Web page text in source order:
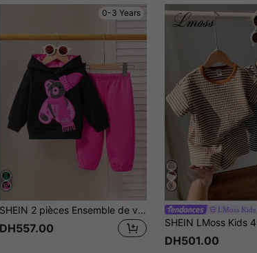
0-3 Years
SHEIN 2 pièces Ensemble de vêtements pour bébé garçon, Sweat-shirt à capuche manches longues avec ours 3D brodé et pantalon, style décontracté quotidien et sportif. Chaud et épais pour les sorties d'automne/hiver
DH557.00
LMoss Kids
DH501.00